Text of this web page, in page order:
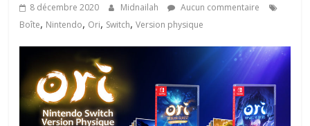
8 décembre 2020 Midnailah
Aucun commentaire
Boîte, Nintendo, Ori, Switch,Version physique